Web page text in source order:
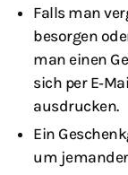
Falls man
besorgen
man einen
sich per
ausdrucken.
Ein
um